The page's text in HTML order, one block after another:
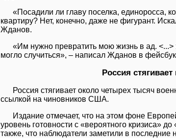
«Посадили ли главу поселка, единоросса,
квартиру? Нет, конечно, даже не фигурант.
Жданов.
«Им нужно превратить мою жизнь в ад.
могло случиться», – написал Жданов в
Россия
Россия стягивает около четырех тысяч
ссылкой на чиновников США.
Издание отмечает, что на этом фоне
уровень готовности с «вероятного кризиса»
также, что наблюдатели заметили в